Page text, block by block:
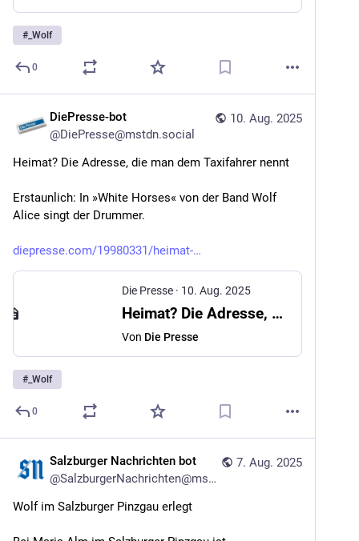
# _Wolf
0
10. Aug. 2025
DiePresse-bot
@DiePresse@mstdn.social
Heimat? Die Adresse, die man dem Taxifahrer nennt
Erstaunlich: In »White Horses« von der Band Wolf
Alice singt der Drummer.
diepresse.com/19980331/heimat-
Die Presse · 10. Aug. 2025
Heimat? Die Adresse, die man dem Taxifahrer nennt
Von Die Presse
# _Wolf
0
7. Aug. 2025
Salzburger Nachrichten bot
@SalzburgerNachrichten@mstdn.social
Wolf im Salzburger Pinzgau erlegt